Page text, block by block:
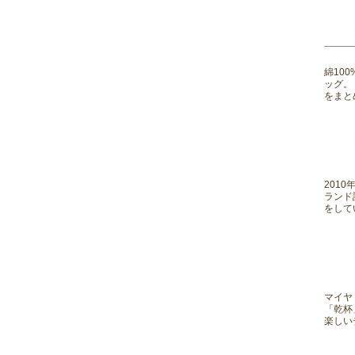
綿
ッグ
をま
2010
ラン
をし
マイ
「乾
楽しい